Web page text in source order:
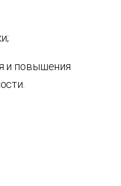
и повышения